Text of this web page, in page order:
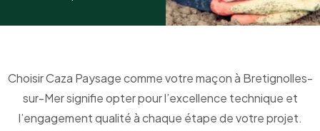
Choisir Caza Paysage comme votre maçon à Bretignolles-
sur-Mer signifie opter pour l’excellence technique et
l’engagement qualité à chaque étape de votre projet.